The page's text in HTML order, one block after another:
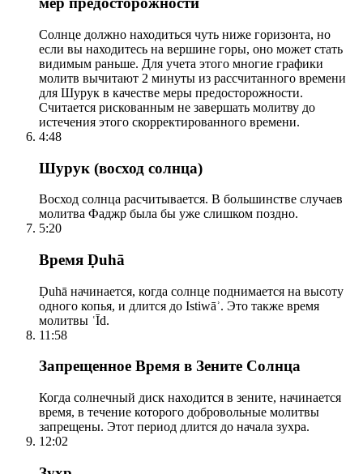
Солнце должно находиться чуть ниже горизонта, но
если вы находитесь на вершине горы, оно может стать
видимым раньше. Для учета этого многие графики
молитв вычитают 2 минуты из рассчитанного времени
для Шурук в качестве меры предосторожности.
Считается рискованным не завершать молитву до
истечения этого скорректированного времени.
4:48
Шурук (восход солнца)
Восход солнца расчитывается. В большинстве случаев
молитва Фаджр была бы уже слишком поздно.
5:20
Время Ḍuhā
Ḍuhā начинается, когда солнце поднимается на высоту
одного копья, и длится до Istiwāʾ. Это также время
молитвы ʿĪd.
11:58
Запрещенное Время в Зените Солнца
Когда солнечный диск находится в зените, начинается
время, в течение которого добровольные молитвы
запрещены. Этот период длится до начала зухра.
12:02